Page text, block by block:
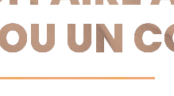
UN